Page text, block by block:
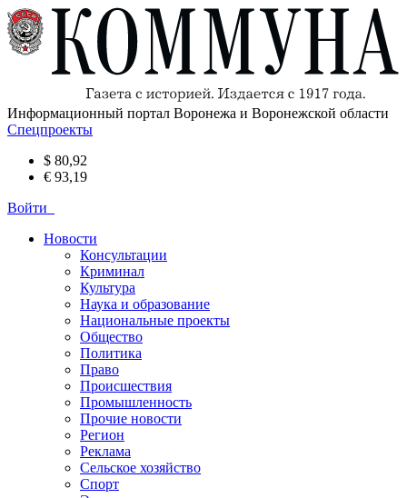
Информационный портал Воронежа и Воронежской области
Спецпроекты
$ 80,92
€ 93,19
Войти
Новости
Консультации
Криминал
Культура
Наука и образование
Национальные проекты
Общество
Политика
Право
Происшествия
Промышленность
Прочие новости
Регион
Реклама
Сельское хозяйство
Спорт